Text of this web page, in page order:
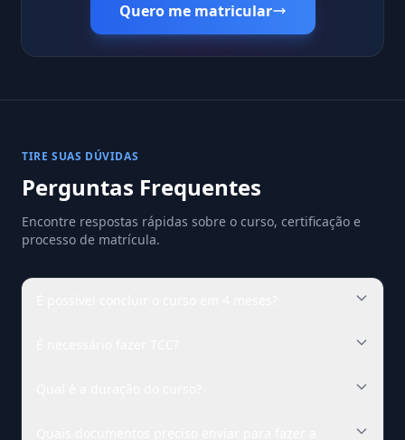
Quero me matricular
TIRE SUAS DÚVIDAS
Perguntas Frequentes
Encontre respostas rápidas sobre o curso, certificação e
processo de matrícula.